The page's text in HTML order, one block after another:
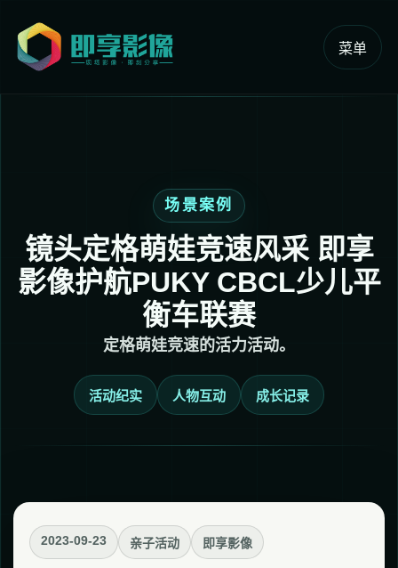
菜单
场景案例
镜头定格萌娃竞速风采 即享
影像护航PUKY CBCL少儿平
衡车联赛
定格萌娃竞速的活力活动。
活动纪实 人物互动 成长记录
2023-09-23 亲子活动 即享影像